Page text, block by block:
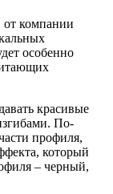
компании
особенно
красивые
По-
профиля,
который
– черный,